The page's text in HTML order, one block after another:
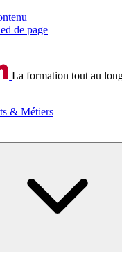
de page
La formation tout au
& Métiers